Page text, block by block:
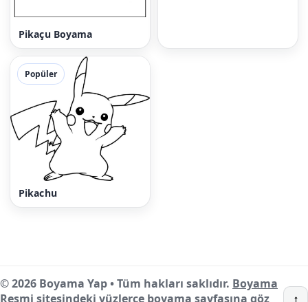
Pikaçu Boyama
Popüler
Pikachu
© 2026 Boyama Yap • Tüm hakları saklıdır. Boyama
Resmi sitesindeki yüzlerce boyama sayfasına göz ↑